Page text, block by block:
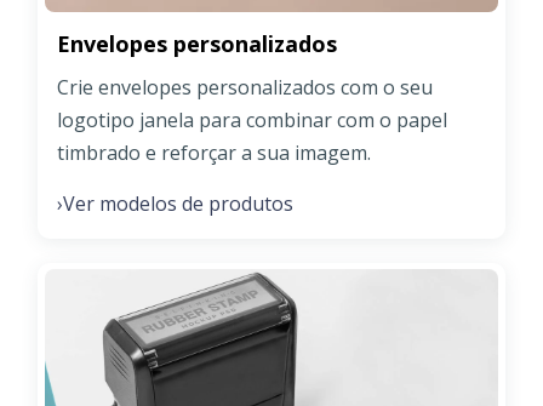
Envelopes personalizados
Crie envelopes personalizados com o seu
logotipo janela para combinar com o papel
timbrado e reforçar a sua imagem.
›Ver modelos de produtos